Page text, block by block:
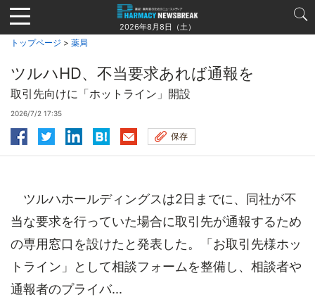
Jump
to
navigation
2026年8月8日（土）
トップページ > 薬局
ツルハHD、不当要求あれば通報を
取引先向けに「ホットライン」開設
2026/7/2 17:35
保存
ツルハホールディングスは2日までに、同社が不
当な要求を行っていた場合に取引先が通報するため
の専用窓口を設けたと発表した。「お取引先様ホッ
トライン」として相談フォームを整備し、相談者や
通報者のプライバ...